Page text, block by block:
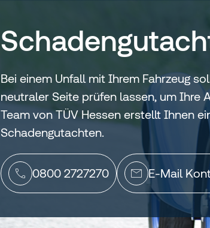
Bei einem Unfall mit Ihrem Fahrzeug
neutraler Seite prüfen lassen, um Ihre
Team von TÜV Hessen erstellt Ihnen
Schadengutachten.
0800 2727270 E-Mail